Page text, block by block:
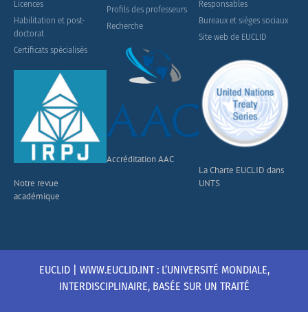
Licences
Habilitation et post-
doctorat
Certificats spécialisés
Notre revue
académique
Profils des professeurs
Recherche
Accréditation AAC
Responsables
Bureaux et sièges sociaux
Site web de EUCLID
La Charte EUCLID dans
UNTS
EUCLID | WWW.EUCLID.INT : L’UNIVERSITÉ MONDIALE,
INTERDISCIPLINAIRE, BASÉE SUR UN TRAITÉ